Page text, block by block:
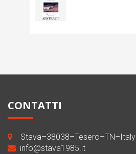
CONTATTI
Stava–38038–Tesero–TN–Italy
info@stava1985.it